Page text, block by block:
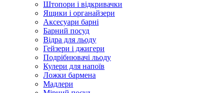
Штопори і відкривачки
Ящики і органайзери
Аксесуари барні
Барний посуд
Відра для льоду
Гейзери і джигери
Подрібнювачі льоду
Кулери для напоїв
Ложки бармена
Мадлери